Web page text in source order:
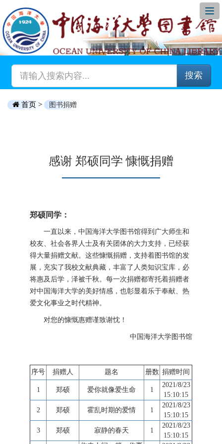
搜索
首页 > 图书捐赠
感谢 郑硕同学 慷慨捐赠
郑硕同学：
一直以来，中国海洋大学图书馆得到广大师生和
校友、社会各界人士及有关团体的大力支持，已经获
得大量捐赠文献。这些慷慨捐赠，支持着图书馆的发
展，充实了我校文献典藏，丰富了人类知识宝库，必
将惠及后学，泽被千秋。每一次捐赠都寄托着捐赠者
对中国海洋大学的美好情感，也彰显着乐于奉献、热
爱文化事业之时代精神。
对您的慷慨惠赠谨致谢忱！
中国海洋大学图书馆
序号 捐赠人 题名 册数 捐赠时间
1 郑硕 爱你就像爱生命 1
2021/8/23
15:10:15
2 郑硕 霍乱时期的爱情 1
2021/8/23
15:10:15
3 郑硕 寂静的春天 1
2021/8/23
15:10:15